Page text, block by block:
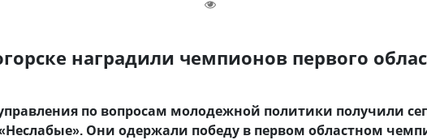
наградили чемпионов первого
управления по вопросам молодежной политики получили
Они одержали победу в первом областном